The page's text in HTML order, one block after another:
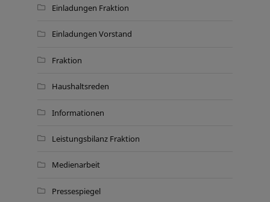
Einladungen Fraktion
Einladungen Vorstand
Fraktion
Haushaltsreden
Informationen
Leistungsbilanz Fraktion
Medienarbeit
Pressespiegel